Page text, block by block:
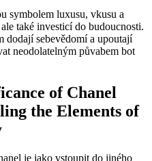
symbolem luxusu, vkusu ​a
také ⁤investicí⁤ do ⁤budoucnosti.
dodají sebevědomí⁣ a upoutají
neodolatelným půvabem bot
of⁣ Chanel
the Elements of
je jako vstoupit ‍do jiného